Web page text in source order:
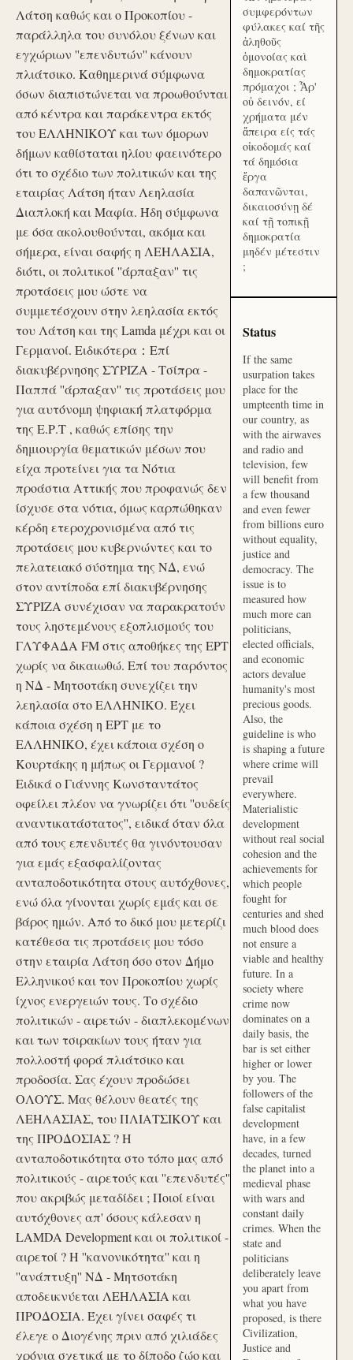
Λάτση καθώς και ο Προκοπίου -
παράλληλα του συνόλου ξένων και
εγχώριων ''επενδυτών'' κάνουν
πλιάτσικο. Καθημερινά σύμφωνα
όσων διαπιστώνεται να προωθούνται
από κέντρα και παράκεντρα εκτός
του ΕΛΛΗΝΙΚΟΥ και των όμορων
δήμων καθίσταται ηλίου φαεινότερο
ότι το σχέδιο των πολιτικών και της
εταιρίας Λάτση ήταν Λεηλασία
Διαπλοκή και Μαφία. Ήδη σύμφωνα
με όσα ακολουθούνται, ακόμα και
σήμερα, είναι σαφής η ΛΕΗΛΑΣΙΑ,
διότι, οι πολιτικοί ''άρπαξαν'' τις
προτάσεις μου ώστε να
συμμετέσχουν στην λεηλασία εκτός
του Λάτση και της Lamda μέχρι και οι
Γερμανοί. Ειδικότερα：Επί
διακυβέρνησης ΣΥΡΙΖΑ - Τσίπρα -
Παππά ''άρπαξαν'' τις προτάσεις μου
για αυτόνομη ψηφιακή πλατφόρμα
της Ε.Ρ.Τ , καθώς επίσης την
δημιουργία θεματικών μέσων που
είχα προτείνει για τα Νότια
προάστια Αττικής που προφανώς δεν
ίσχυσε στα νότια, όμως καρπώθηκαν
κέρδη ετεροχρονισμένα από τις
προτάσεις μου κυβερνώντες και το
πελατειακό σύστημα της ΝΔ, ενώ
στον αντίποδα επί διακυβέρνησης
ΣΥΡΙΖΑ συνέχισαν να παρακρατούν
τους ληστεμένους εξοπλισμούς του
ΓΛΥΦΑΔΑ FM στις αποθήκες της ΕΡΤ
χωρίς να δικαιωθώ. Επί του παρόντος
η ΝΔ - Μητσοτάκη συνεχίζει την
λεηλασία στο ΕΛΛΗΝΙΚΟ. Έχει
κάποια σχέση η ΕΡΤ με το
ΕΛΛΗΝΙΚΟ, έχει κάποια σχέση ο
Κουρτάκης η μήπως οι Γερμανοί ?
Ειδικά ο Γιάννης Κωνσταντάτος
οφείλει πλέον να γνωρίζει ότι ''ουδείς
αναντικατάστατος'', ειδικά όταν όλα
από τους επενδυτές θα γινόντουσαν
για εμάς εξασφαλίζοντας
ανταποδοτικότητα στους αυτόχθονες,
ενώ όλα γίνονται χωρίς εμάς και σε
βάρος ημών. Από το δικό μου μετερίζι
κατέθεσα τις προτάσεις μου τόσο
στην εταιρία Λάτση όσο στον Δήμο
Ελληνικού και τον Προκοπίου χωρίς
ίχνος ενεργειών τους. Το σχέδιο
πολιτικών - αιρετών - διαπλεκομένων
και των τσιρακίων τους ήταν για
πολλοστή φορά πλιάτσικο και
προδοσία. Σας έχουν προδώσει
ΟΛΟΥΣ. Μας θέλουν θεατές της
ΛΕΗΛΑΣΙΑΣ, του ΠΛΙΑΤΣΙΚΟΥ και
της ΠΡΟΔΟΣΙΑΣ ? Η
ανταποδοτικότητα στο τόπο μας από
πολιτικούς - αιρετούς και ''επενδυτές''
που ακριβώς μεταδίδει ; Ποιοί είναι
αυτόχθονες απ' όσους κάλεσαν η
LAMDA Development και οι πολιτικοί -
αιρετοί ? Η ''κανονικότητα'' και η
''ανάπτυξη'' ΝΔ - Μητσοτάκη
αποδεικνύεται ΛΕΗΛΑΣΙΑ και
ΠΡΟΔΟΣΙΑ. Έχει γίνει σαφές τι
έλεγε ο Διογένης πριν από χιλιάδες
χρόνια σχετικά με το δίποδο ζώο και
συμφερόντων
φύλακες καί τῆς
ἀληθοῦς
ὁμονοίας καὶ
δημοκρατίας
πρόμαχοι ; Ἆρ'
οὐ δεινόν, εί
χρήματα μέν
ἄπειρα είς τάς
οἰκοδομάς καί
τά δημόσια
ἔργα
δαπανῶνται,
δικαιοσύνῃ δέ
καί τῇ τοπικῇ
δημοκρατία
μηδέν μέτεστιν
;
Status
If the same
usurpation takes
place for the
umpteenth time in
our country, as
with the airwaves
and radio and
television, few
will benefit from
a few thousand
and even fewer
from billions euro
without equality,
justice and
democracy. The
issue is to
measured how
much more can
politicians,
elected officials,
and economic
actors devalue
humanity's most
precious goods.
Also, the
guideline is who
is shaping a future
where crime will
prevail
everywhere.
Materialistic
development
without real social
cohesion and the
achievements for
which people
fought for
centuries and shed
much blood does
not ensure a
viable and healthy
future. In a
society where
crime now
dominates on a
daily basis, the
bar is set either
higher or lower
by you. The
followers of the
false capitalist
development
have, in a few
decades, turned
the planet into a
medieval phase
with wars and
constant daily
crimes. When the
state and
politicians
deliberately leave
you apart from
what you have
proposed, is there
Civilization,
Justice and